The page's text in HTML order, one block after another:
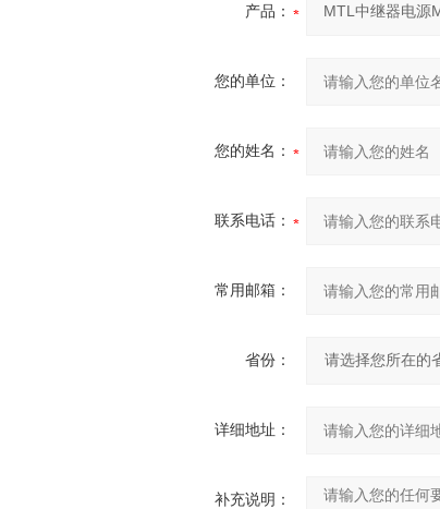
产品：
您的单位：
您的姓名：
联系电话：
常用邮箱：
省份：
详细地址：
补充说明：